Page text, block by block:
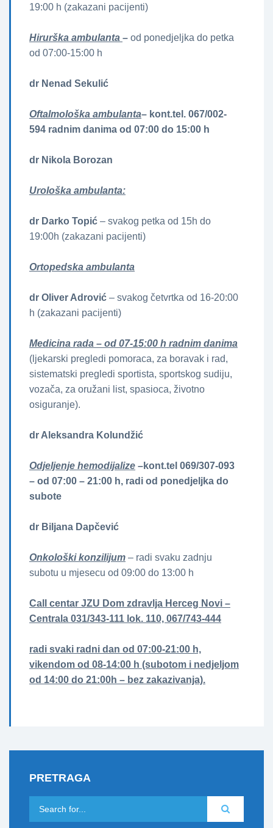
19:00 h (zakazani pacijenti)
Hirurška ambulanta – od ponedjeljka do petka
od 07:00-15:00 h
dr Nenad Sekulić
Oftalmološka ambulanta– kont.tel. 067/002-
594 radnim danima od 07:00 do 15:00 h
dr Nikola Borozan
Urološka ambulanta:
dr Darko Topić – svakog petka od 15h do
19:00h (zakazani pacijenti)
Ortopedska ambulanta
dr Oliver Adrović – svakog četvrtka od 16-20:00
h (zakazani pacijenti)
Medicina rada – od 07-15:00 h radnim danima
(ljekarski pregledi pomoraca, za boravak i rad,
sistematski pregledi sportista, sportskog sudiju,
vozača, za oružani list, spasioca, životno
osiguranje).
dr Aleksandra Kolundžić
Odjeljenje hemodijalize –kont.tel 069/307-093
– od 07:00 – 21:00 h, radi od ponedjeljka do
subote
dr Biljana Dapčević
Onkološki konzilijum – radi svaku zadnju
subotu u mjesecu od 09:00 do 13:00 h
Call centar JZU Dom zdravlja Herceg Novi –
Centrala 031/343-111 lok. 110, 067/743-444
radi svaki radni dan od 07:00-21:00 h,
vikendom od 08-14:00 h (subotom i nedjeljom
od 14:00 do 21:00h – bez zakazivanja).
PRETRAGA